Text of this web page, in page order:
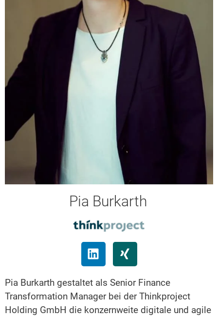
Pia Burkarth
Pia Burkarth gestaltet als Senior Finance
Transformation Manager bei der Thinkproject
Holding GmbH die konzernweite digitale und agile